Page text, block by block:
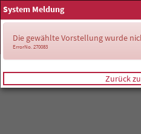
System Meldung
Die gewählte Vorstellung wurde
ErrorNo. 270083
Zurück